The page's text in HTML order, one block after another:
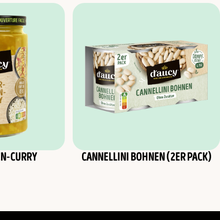
CURRY CANNELLINI BOHNEN (2ER PACK)